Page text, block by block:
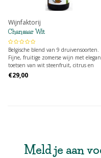
Wijnfaktorij
Chansaar Wit
Belgische blend van 9 druivensoorten.
Fijne, fruitige zomerse wijn met
toetsen van wit steenfruit, citrus en
pompelmoeszeste. Patrick Nijs is zowel
wijnbouwer (‘regeneratieve wijnbouw’
€29,00
Meld je aan